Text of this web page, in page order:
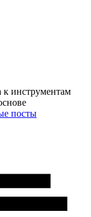
к инструментам
посты